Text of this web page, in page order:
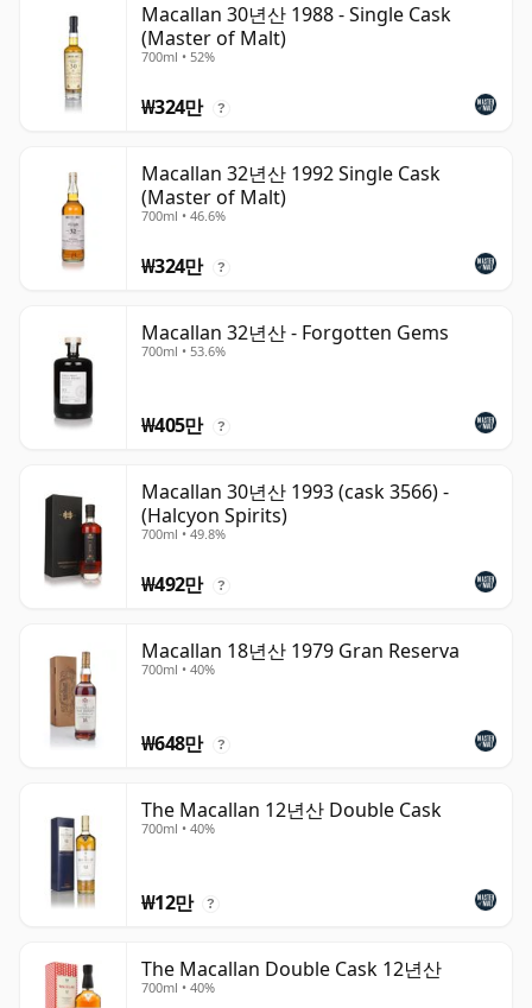
Macallan 30년산 1988 - Single Cask
(Master of Malt)
700ml • 52%
₩324만 ?
Macallan 32년산 1992 Single Cask
(Master of Malt)
700ml • 46.6%
₩324만 ?
Macallan 32년산 - Forgotten Gems
700ml • 53.6%
₩405만 ?
Macallan 30년산 1993 (cask 3566) -
(Halcyon Spirits)
700ml • 49.8%
₩492만 ?
Macallan 18년산 1979 Gran Reserva
700ml • 40%
₩648만 ?
The Macallan 12년산 Double Cask
700ml • 40%
₩12만 ?
The Macallan Double Cask 12년산
700ml • 40%